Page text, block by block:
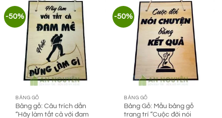
-50%
BẢNG GỖ
Bảng gỗ: Câu trích dẫn
“Hãy làm tất cả với đam
-50%
BẢNG GỖ
Bảng Gỗ: Mẫu bảng gỗ
trang trí “Cuộc đời nói